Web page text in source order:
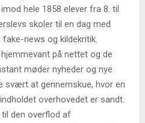
hele 1858 elever fra 8. til
skoler til en dag med
news og kildekritik.
på nettet og de
møder nyheder og nye
svært at gennemskue, hvor en
overhovedet er sandt.
den overflod af